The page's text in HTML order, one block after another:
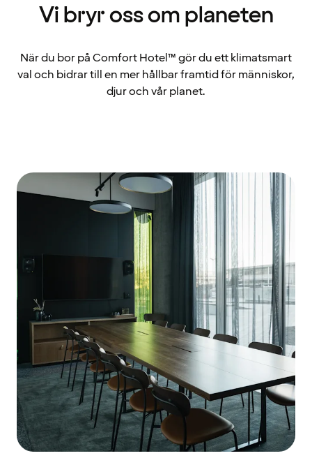
Vi bryr oss om planeten
När du bor på Comfort Hotel™ gör du ett klimatsmart
val och bidrar till en mer hållbar framtid för människor,
djur och vår planet.